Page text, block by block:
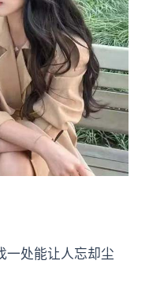
一处能让人忘却尘